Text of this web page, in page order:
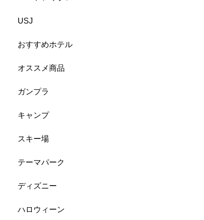
USJ
おすすめホテル
オススメ商品
ガンプラ
キャンプ
スキー場
テーマパーク
ディズニー
ハロウィーン